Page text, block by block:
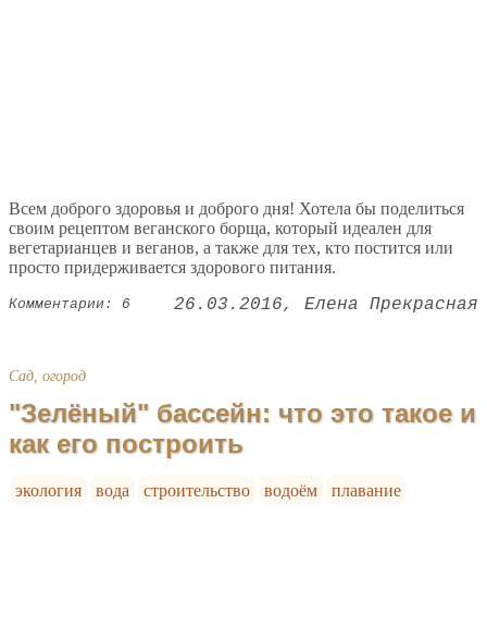
Всем доброго здоровья и доброго дня! Хотела бы поделиться
своим рецептом веганского борща, который идеален для
вегетарианцев и веганов, а также для тех, кто постится или
просто придерживается здорового питания.
Комментарии: 6 26.03.2016 Елена Прекрасная
Сад, огород
"Зелёный" бассейн: что это такое и
как его построить
экология вода строительство водоём плавание